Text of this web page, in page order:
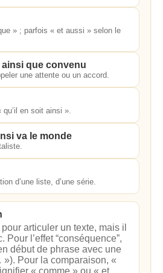
» ; parfois « et aussi » selon le
que convenu
une attente ou un accord.
qu’il en soit ainsi ».
va le monde
d’une liste, d’une série.
articuler un texte, mais il
Pour l’effet “conséquence”,
début de phrase avec une
Pour la comparaison, «
« comme » ou « et